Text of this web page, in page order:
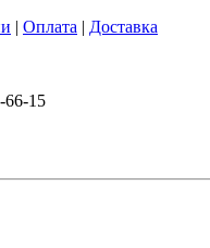
| Оплата | Доставка
66-15